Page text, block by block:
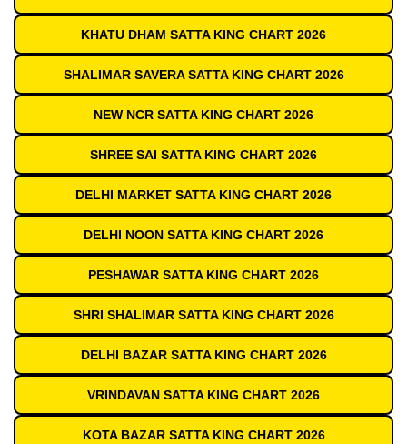
KHATU DHAM SATTA KING CHART 2026
SHALIMAR SAVERA SATTA KING CHART 2026
NEW NCR SATTA KING CHART 2026
SHREE SAI SATTA KING CHART 2026
DELHI MARKET SATTA KING CHART 2026
DELHI NOON SATTA KING CHART 2026
PESHAWAR SATTA KING CHART 2026
SHRI SHALIMAR SATTA KING CHART 2026
DELHI BAZAR SATTA KING CHART 2026
VRINDAVAN SATTA KING CHART 2026
KOTA BAZAR SATTA KING CHART 2026